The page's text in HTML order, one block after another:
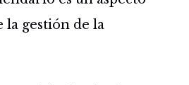
gestión de la